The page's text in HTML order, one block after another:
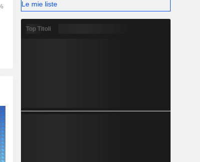
Le mie liste
Top Titoli